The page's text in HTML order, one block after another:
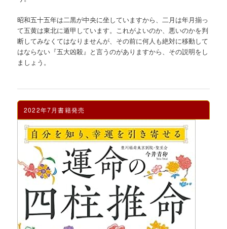
昭和五十五年は二黒が中央に坐していますから、二月は年月揃っ
て五黄は東北に遁甲しています。これがよいのか、悪いのかを判
断してみなくてはなりませんが、その前に何人も絶対に移動して
はならない『五大凶殺』と言うのがありますから、その説明をし
ましょう。
2022年7月書籍発売